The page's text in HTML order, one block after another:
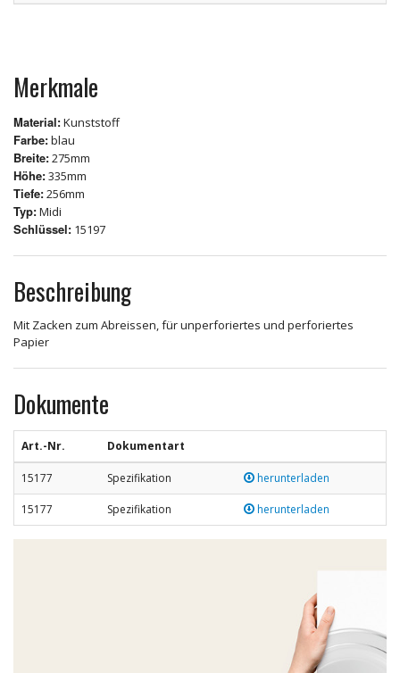
Merkmale
Material:Kunststoff
Farbe:blau
Breite:275mm
Höhe:335mm
Tiefe:256mm
Typ:Midi
Schlüssel: 15197
Beschreibung
Mit Zacken zum Abreissen, für unperforiertes und perforiertes
Papier
Dokumente
Art.-Nr. Dokumentart
15177 Spezifikation herunterladen
15177 Spezifikation herunterladen